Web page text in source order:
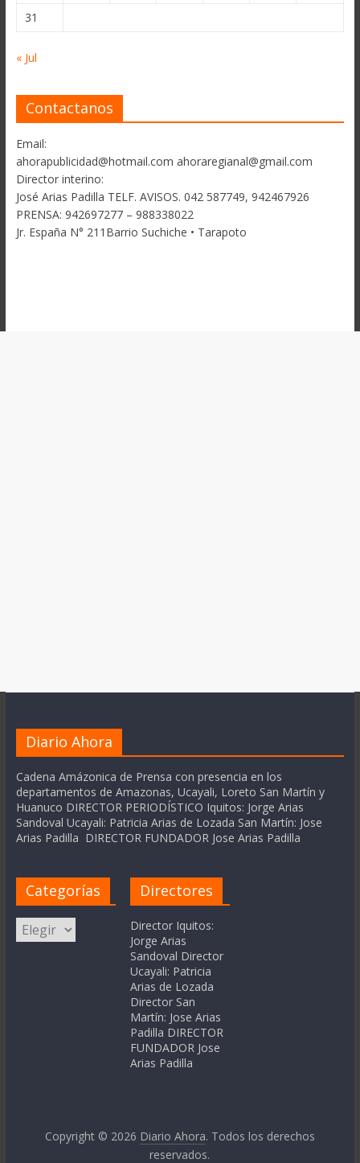
31
« Jul
Contactanos
Email:
ahorapublicidad@hotmail.com ahoraregianal@gmail.com
Director interino:
José Arias Padilla TELF. AVISOS. 042 587749, 942467926
PRENSA: 942697277 – 988338022
Jr. España N° 211Barrio Suchiche • Tarapoto
Diario Ahora
Cadena Amázonica de Prensa con presencia en los
departamentos de Amazonas, Ucayali, Loreto San Martín y
Huanuco DIRECTOR PERIODÍSTICO Iquitos: Jorge Arias
Sandoval Ucayali: Patricia Arias de Lozada San Martín: Jose
Arias Padilla DIRECTOR FUNDADOR Jose Arias Padilla
Categorías
Categorías
Directores
Director Iquitos:
Jorge Arias
Sandoval Director
Ucayali: Patricia
Arias de Lozada
Director San
Martín: Jose Arias
Padilla DIRECTOR
FUNDADOR Jose
Arias Padilla
Copyright © 2026 Diario Ahora. Todos los derechos
reservados.